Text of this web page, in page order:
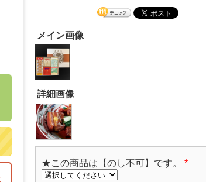
メイン画像
詳細画像
★この商品は【のし不可】です。 *